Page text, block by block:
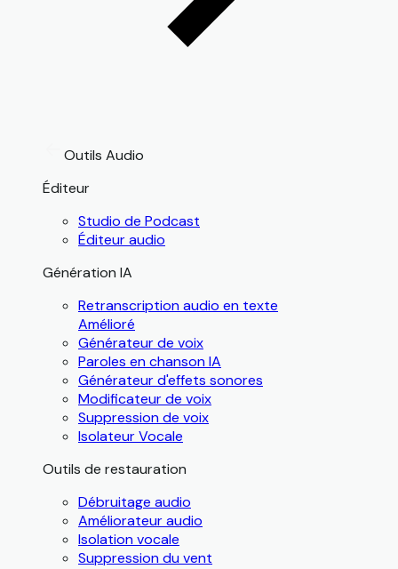
Outils Audio
Éditeur
Studio de Podcast
Éditeur audio
Génération IA
Retranscription audio en texte
Amélioré
Générateur de voix
Paroles en chanson IA
Générateur d'effets sonores
Modificateur de voix
Suppression de voix
Isolateur Vocale
Outils de restauration
Débruitage audio
Améliorateur audio
Isolation vocale
Suppression du vent